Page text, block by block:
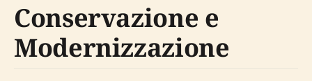
Conservazione e
Modernizzazione